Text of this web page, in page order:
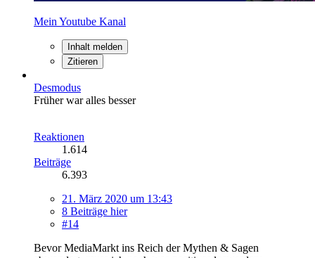
Mein Youtube Kanal
Inhalt melden
Zitieren
Desmodus
Früher war alles besser
Reaktionen
1.614
Beiträge
6.393
21. März 2020 um 13:43
8 Beiträge hier
#14
Bevor MediaMarkt ins Reich der Mythen & Sagen